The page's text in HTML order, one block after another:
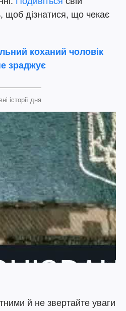
щоб дізнатися, що чекає
коханий чоловік
зраджує
історії дня
й не звертайте уваги